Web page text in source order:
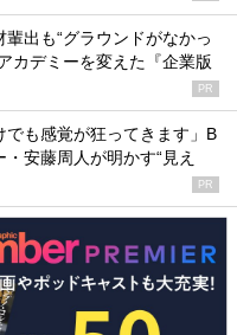
輩出も“グラウンドがなかっ
カデミーを変えた『企業版
PR
でも感覚が狂ってきます」B
安藤周人が明かす“見え
PR